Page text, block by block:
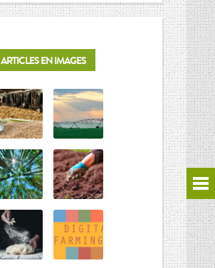
ARTICLES EN IMAGES